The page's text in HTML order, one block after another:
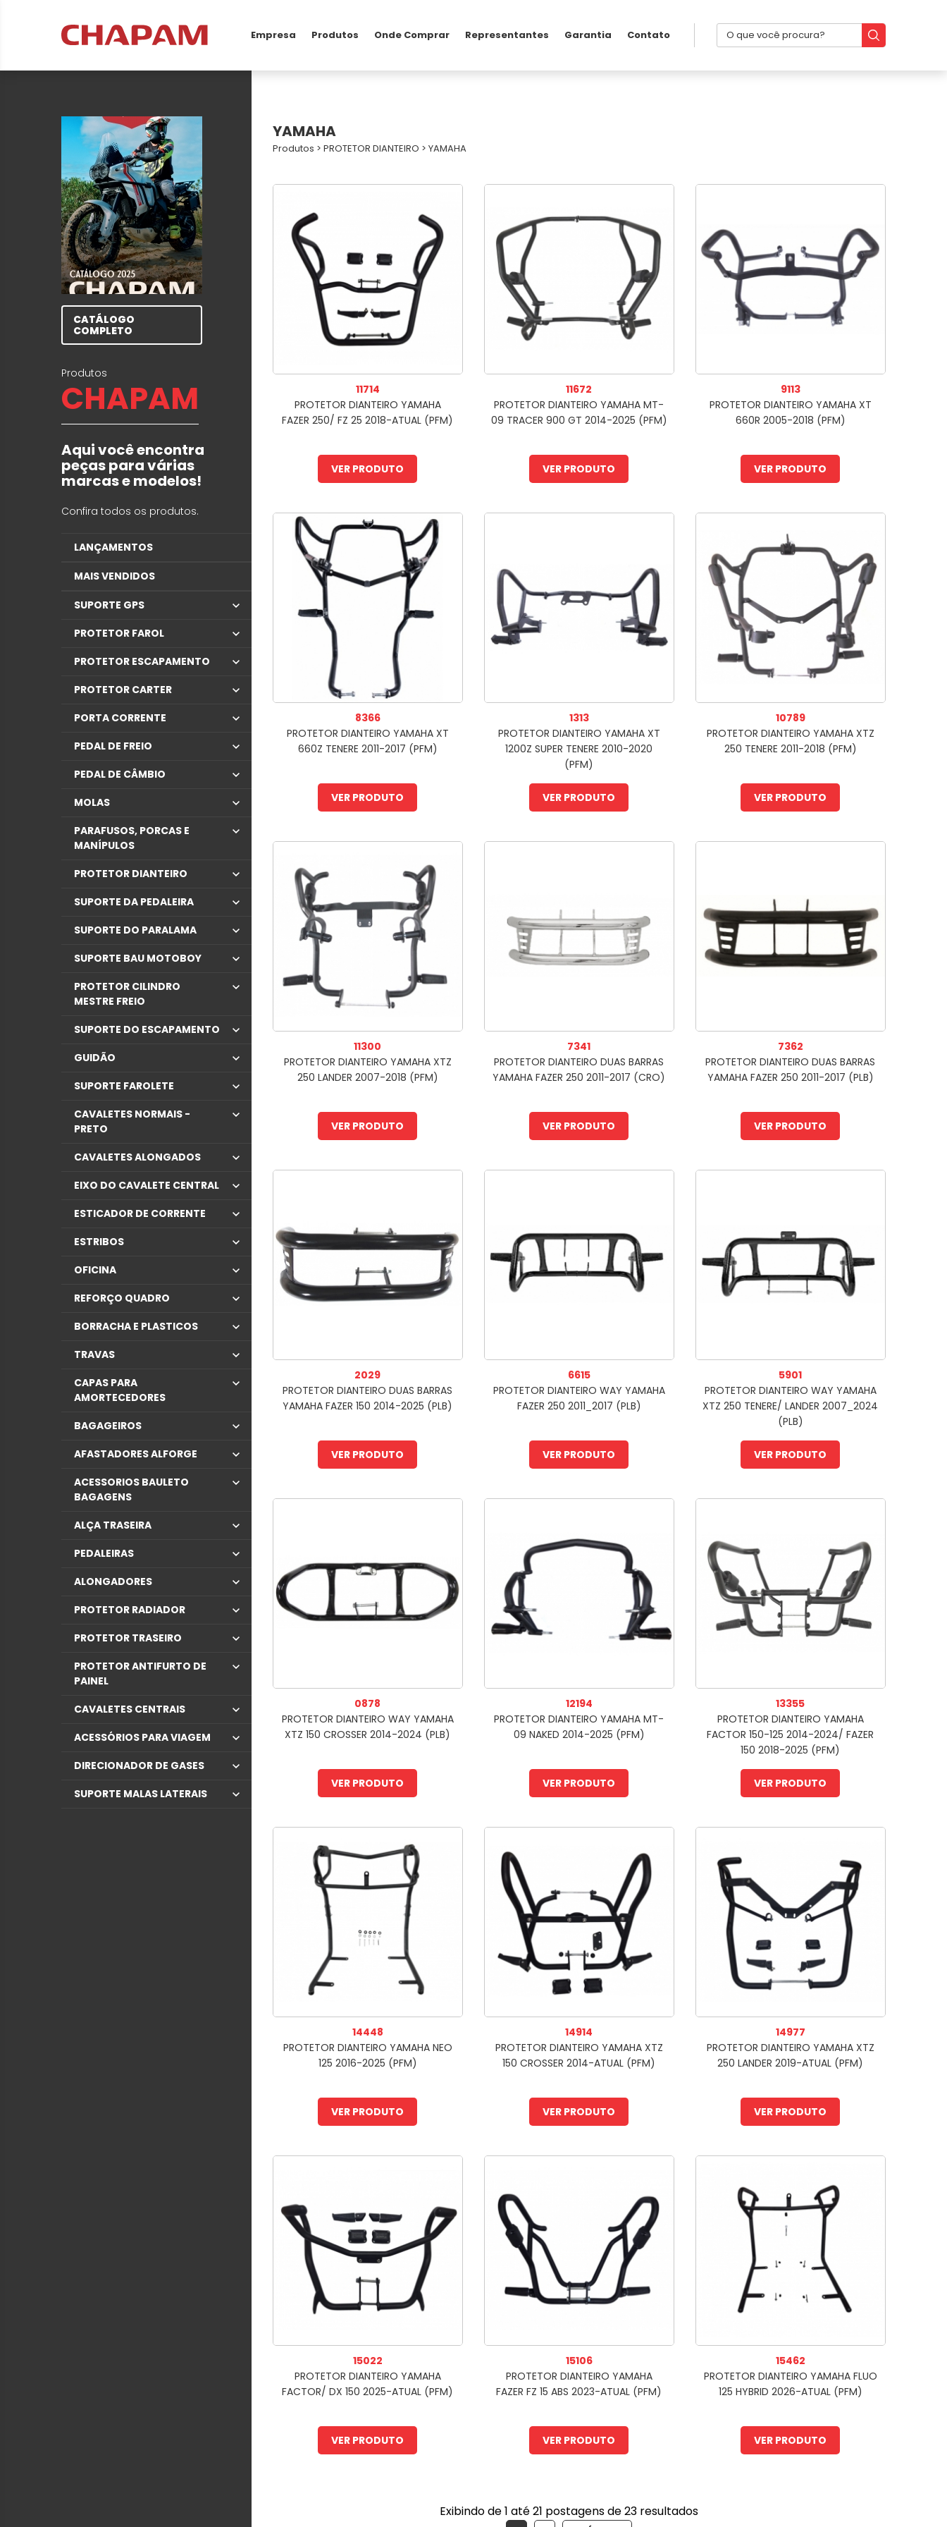
Empresa Produtos Onde Comprar Representantes Garantia Contato
CATÁLOGO
COMPLETO
Produtos
CHAPAM
Aqui você encontra
peças para várias
marcas e modelos!
Confira todos os produtos.
LANÇAMENTOS
MAIS VENDIDOS
SUPORTE GPS
PROTETOR FAROL
PROTETOR ESCAPAMENTO
PROTETOR CARTER
PORTA CORRENTE
PEDAL DE FREIO
PEDAL DE CÂMBIO
MOLAS
PARAFUSOS, PORCAS E
MANÍPULOS
PROTETOR DIANTEIRO
SUPORTE DA PEDALEIRA
SUPORTE DO PARALAMA
SUPORTE BAU MOTOBOY
PROTETOR CILINDRO
MESTRE FREIO
SUPORTE DO ESCAPAMENTO
GUIDÃO
SUPORTE FAROLETE
CAVALETES NORMAIS -
PRETO
CAVALETES ALONGADOS
EIXO DO CAVALETE CENTRAL
ESTICADOR DE CORRENTE
ESTRIBOS
OFICINA
REFORÇO QUADRO
BORRACHA E PLASTICOS
TRAVAS
CAPAS PARA
AMORTECEDORES
BAGAGEIROS
AFASTADORES ALFORGE
ACESSORIOS BAULETO
BAGAGENS
ALÇA TRASEIRA
PEDALEIRAS
ALONGADORES
PROTETOR RADIADOR
PROTETOR TRASEIRO
PROTETOR ANTIFURTO DE
PAINEL
CAVALETES CENTRAIS
ACESSÓRIOS PARA VIAGEM
DIRECIONADOR DE GASES
SUPORTE MALAS LATERAIS
YAMAHA
Produtos > PROTETOR DIANTEIRO > YAMAHA
11714
PROTETOR DIANTEIRO YAMAHA
FAZER 250/ FZ 25 2018-ATUAL (PFM)
VER PRODUTO
11672
PROTETOR DIANTEIRO YAMAHA MT-
09 TRACER 900 GT 2014-2025 (PFM)
VER PRODUTO
9113
PROTETOR DIANTEIRO YAMAHA XT
660R 2005-2018 (PFM)
VER PRODUTO
8366
PROTETOR DIANTEIRO YAMAHA XT
660Z TENERE 2011-2017 (PFM)
VER PRODUTO
1313
PROTETOR DIANTEIRO YAMAHA XT
1200Z SUPER TENERE 2010-2020
(PFM)
VER PRODUTO
10789
PROTETOR DIANTEIRO YAMAHA XTZ
250 TENERE 2011-2018 (PFM)
VER PRODUTO
11300
PROTETOR DIANTEIRO YAMAHA XTZ
250 LANDER 2007-2018 (PFM)
VER PRODUTO
7341
PROTETOR DIANTEIRO DUAS BARRAS
YAMAHA FAZER 250 2011-2017 (CRO)
VER PRODUTO
7362
PROTETOR DIANTEIRO DUAS BARRAS
YAMAHA FAZER 250 2011-2017 (PLB)
VER PRODUTO
2029
PROTETOR DIANTEIRO DUAS BARRAS
YAMAHA FAZER 150 2014-2025 (PLB)
VER PRODUTO
6615
PROTETOR DIANTEIRO WAY YAMAHA
FAZER 250 2011_2017 (PLB)
VER PRODUTO
5901
PROTETOR DIANTEIRO WAY YAMAHA
XTZ 250 TENERE/ LANDER 2007_2024
(PLB)
VER PRODUTO
0878
PROTETOR DIANTEIRO WAY YAMAHA
XTZ 150 CROSSER 2014-2024 (PLB)
VER PRODUTO
12194
PROTETOR DIANTEIRO YAMAHA MT-
09 NAKED 2014-2025 (PFM)
VER PRODUTO
13355
PROTETOR DIANTEIRO YAMAHA
FACTOR 150-125 2014-2024/ FAZER
150 2018-2025 (PFM)
VER PRODUTO
14448
PROTETOR DIANTEIRO YAMAHA NEO
125 2016-2025 (PFM)
VER PRODUTO
14914
PROTETOR DIANTEIRO YAMAHA XTZ
150 CROSSER 2014-ATUAL (PFM)
VER PRODUTO
14977
PROTETOR DIANTEIRO YAMAHA XTZ
250 LANDER 2019-ATUAL (PFM)
VER PRODUTO
15022
PROTETOR DIANTEIRO YAMAHA
FACTOR/ DX 150 2025-ATUAL (PFM)
VER PRODUTO
15106
PROTETOR DIANTEIRO YAMAHA
FAZER FZ 15 ABS 2023-ATUAL (PFM)
VER PRODUTO
15462
PROTETOR DIANTEIRO YAMAHA FLUO
125 HYBRID 2026-ATUAL (PFM)
VER PRODUTO
Exibindo de1 até21 postagens de23resultados